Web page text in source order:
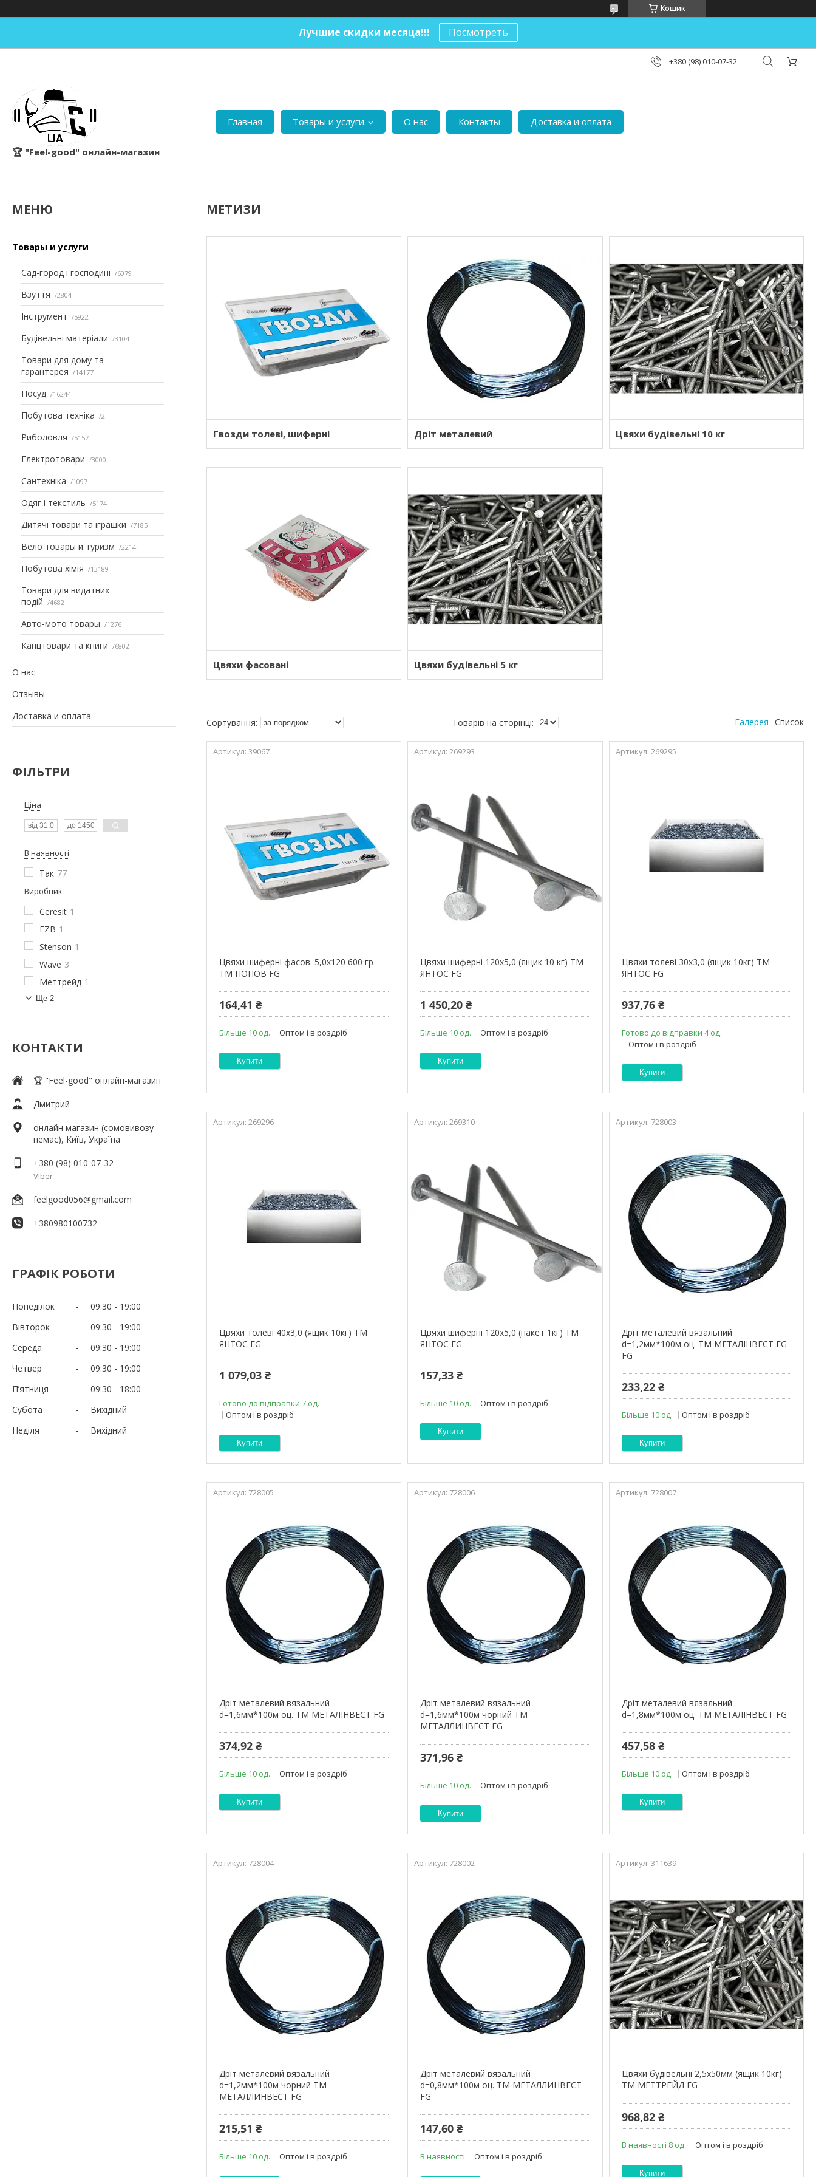
Кошик
Лучшие скидки месяца!!! Посмотреть
+380 (98) 010-07-32
🏆 "Feel-good" онлайн-магазин
Главная Товары и услуги О нас Контакты Доставка и оплата
Товары и услуги
Сад-город і господині 6079
Взуття 2804
Інструмент 5922
Будівельні матеріали 3104
Товари для дому та
гарантерея
14177
Посуд 16244
Побутова техніка 2
Риболовля 5157
Електротовари 3000
Сантехніка 1097
Одяг і текстиль 5174
Дитячі товари та іграшки 7185
Вело товары и туризм 2214
Побутова хімія 13189
Товари для видатних
подій
4682
Авто-мото товары 1276
Канцтовари та книги 6802
О нас
Отзывы
Доставка и оплата
ФІЛЬТРИ
Ціна
В наявності
Так 77
Виробник
Ceresit 1
FZB 1
Stenson 1
Wave 3
Меттрейд 1
Ще 2
КОНТАКТИ
🏆 "Feel-good" онлайн-магазин
Дмитрий
онлайн магазин (сомовивозу
немає), Київ, Україна
+380 (98) 010-07-32
Viber
feelgood056@gmail.com
+380980100732
ГРАФІК РОБОТИ
Понеділок 09:30
19:00
Вівторок
09:30
19:00
Середа
09:30
19:00
Четвер
09:30
19:00
Пʼятниця
09:30
18:00
Субота
Вихідний
Неділя
Вихідний
МЕТИЗИ
Гвозди толеві, шиферні Дріт металевий Цвяхи будівельні 10 кг
Цвяхи фасовані Цвяхи будівельні 5 кг
Галерея Список
39067
Цвяхи шиферні фасов. 5,0х120 600 гр
ТМ ПОПОВ FG
164,41 ₴
Більше 10 од. Оптом і в роздріб
Купити
269293
Цвяхи шиферні 120х5,0 (ящик 10 кг) ТМ
ЯНТОС FG
1 450,20 ₴
Більше 10 од. Оптом і в роздріб
Купити
269295
Цвяхи толеві 30х3,0 (ящик 10кг) ТМ
ЯНТОС FG
937,76 ₴
Готово до відправки 4 од.
Оптом і в роздріб
Купити
269296
Цвяхи толеві 40х3,0 (ящик 10кг) ТМ
ЯНТОС FG
1 079,03 ₴
Готово до відправки 7 од.
Оптом і в роздріб
Купити
269310
Цвяхи шиферні 120х5,0 (пакет 1кг) ТМ
ЯНТОС FG
157,33 ₴
Більше 10 од. Оптом і в роздріб
Купити
728003
Дріт металевий вязальний
d=1,2мм*100м оц. ТМ МЕТАЛІНВЕСТ FG
FG
233,22 ₴
Більше 10 од. Оптом і в роздріб
Купити
728005
Дріт металевий вязальний
d=1,6мм*100м оц. ТМ МЕТАЛІНВЕСТ FG
374,92 ₴
Більше 10 од. Оптом і в роздріб
Купити
728006
Дріт металевий вязальний
d=1,6мм*100м чорний ТМ
МЕТАЛЛИНВЕСТ FG
371,96 ₴
Більше 10 од. Оптом і в роздріб
Купити
728007
Дріт металевий вязальний
d=1,8мм*100м оц. ТМ МЕТАЛІНВЕСТ FG
457,58 ₴
Більше 10 од. Оптом і в роздріб
Купити
728004
Дріт металевий вязальний
d=1,2мм*100м чорний ТМ
МЕТАЛЛИНВЕСТ FG
215,51 ₴
Більше 10 од. Оптом і в роздріб
728002
Дріт металевий вязальний
d=0,8мм*100м оц. ТМ МЕТАЛЛИНВЕСТ
FG
147,60 ₴
В наявності Оптом і в роздріб
311639
Цвяхи будівельні 2,5х50мм (ящик 10кг)
ТМ МЕТТРЕЙД FG
968,82 ₴
В наявності 8 од. Оптом і в роздріб
Купити